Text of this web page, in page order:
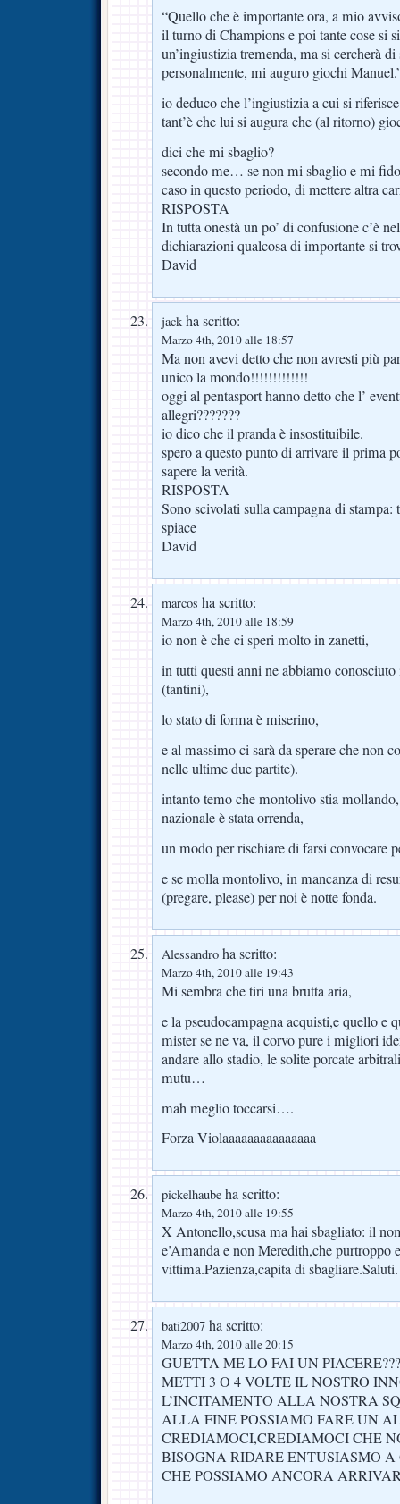
“Quello che è importante ora, a mio
il turno di Champions e poi tante cose si
un’ingiustizia tremenda, ma si cercherà
personalmente, mi auguro giochi
io deduco che l’ingiustizia a cui si
tant’è che lui si augura che (al ritorno)
dici che mi sbaglio?
secondo me… se non mi sbaglio e mi
caso in questo periodo, di mettere altra
RISPOSTA
In tutta onestà un po’ di confusione c’è
dichiarazioni qualcosa di importante si
David
jack ha scritto:
Marzo 4th, 2010 alle 18:57
Ma non avevi detto che non avresti più
unico la mondo!!!!!!!!!!!!!
oggi al pentasport hanno detto che l’
allegri???????
io dico che il pranda è insostituibile.
spero a questo punto di arrivare il prima
sapere la verità.
RISPOSTA
Sono scivolati sulla campagna di
spiace
David
marcos ha scritto:
Marzo 4th, 2010 alle 18:59
io non è che ci speri molto in zanetti,
in tutti questi anni ne abbiamo
(tantini),
lo stato di forma è miserino,
e al massimo ci sarà da sperare che non
nelle ultime due partite).
intanto temo che montolivo stia
nazionale è stata orrenda,
un modo per rischiare di farsi convocare
e se molla montolivo, in mancanza di
(pregare, please) per noi è notte fonda.
Alessandro ha scritto:
Marzo 4th, 2010 alle 19:43
Mi sembra che tiri una brutta aria,
e la pseudocampagna acquisti,e quello e
mister se ne va, il corvo pure i migliori
andare allo stadio, le solite porcate
mutu…
mah meglio toccarsi….
Forza Violaaaaaaaaaaaaaaa
pickelhaube ha scritto:
Marzo 4th, 2010 alle 19:55
X Antonello,scusa ma hai sbagliato: il
e’Amanda e non Meredith,che purtroppo
vittima.Pazienza,capita di sbagliare.Saluti.
bati2007 ha scritto:
Marzo 4th, 2010 alle 20:15
GUETTA ME LO FAI UN
METTI 3 O 4 VOLTE IL NOSTRO
L’INCITAMENTO ALLA NOSTRA
ALLA FINE POSSIAMO FARE UN
CREDIAMOCI,CREDIAMOCI CHE
BISOGNA RIDARE ENTUSIASMO
CHE POSSIAMO ANCORA